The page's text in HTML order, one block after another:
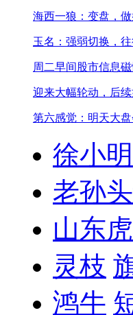
海西一狼：变盘，
玉名：强弱切换，
周二早间股市信息
迎来大幅轮动，后
第六感觉：明天大
徐小明
老孙
山东
灵枝
鸿牛